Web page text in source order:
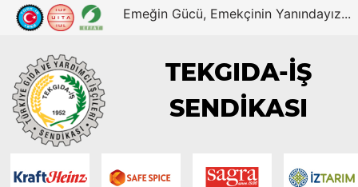
Emeğin Gücü, Emekçinin Yanındayız...
TEKGIDA-İŞ
SENDİKASI